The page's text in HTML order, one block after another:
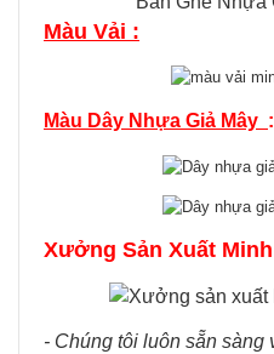
Màu Vải :
Màu Dây Nhựa Giả Mây :
Xưởng Sản Xuất
- Chúng tôi luôn sẵn sàng